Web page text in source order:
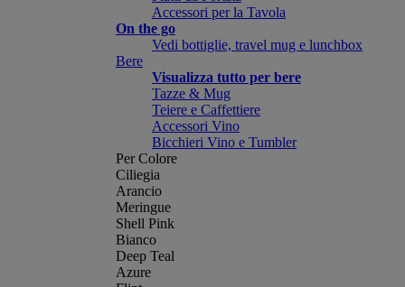
Accessori per la Tavola
On the go
Vedi bottiglie, travel mug e lunchbox
Bere
Visualizza tutto per bere
Tazze & Mug
Teiere e Caffettiere
Accessori Vino
Bicchieri Vino e Tumbler
Per Colore
Ciliegia
Arancio
Meringue
Shell Pink
Bianco
Deep Teal
Azure